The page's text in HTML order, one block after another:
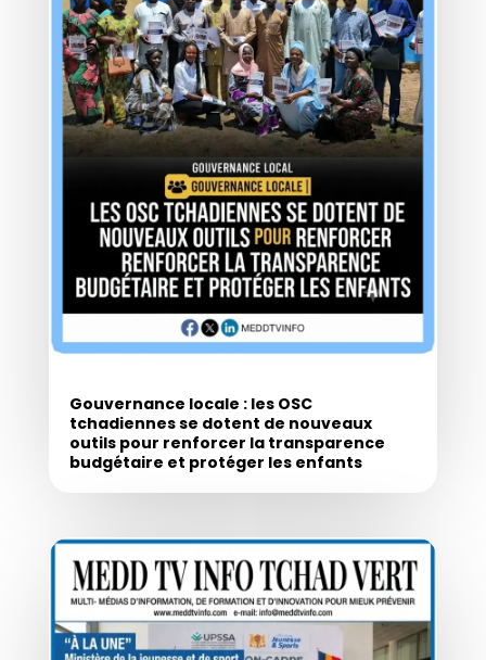
Gouvernance locale : les OSC
tchadiennes se dotent de nouveaux
outils pour renforcer la transparence
budgétaire et protéger les enfants